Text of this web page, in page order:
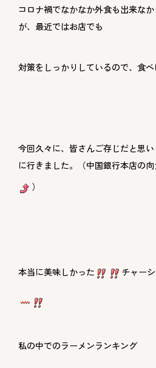
コロナ禍でなかなか外食も出来な
が、最近ではお店でも
対策をしっかりしているので、食
今回久々に、皆さんご存じだと思
に行きました。（中国銀行本店の
）
本当に美味しかった チャー
私の中でのラーメンランキング